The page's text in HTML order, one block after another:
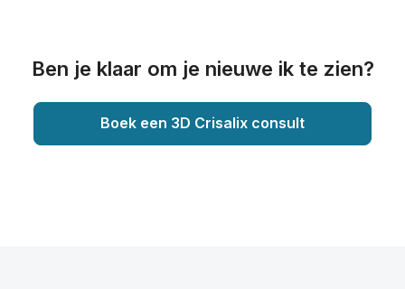
Ben je klaar om je nieuwe ik te zien?
Boek een 3D Crisalix consult